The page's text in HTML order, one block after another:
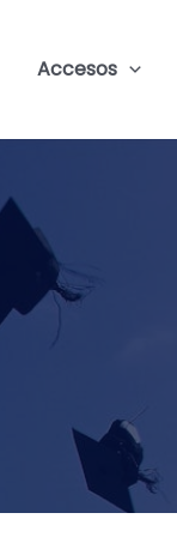
Accesos